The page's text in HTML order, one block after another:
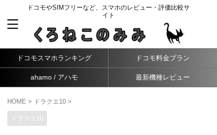
ドコモやSIMフリーなど、スマホのレビュー・評価比較サ
イト
ドコモスマホランキング ドコモ料金プラン
ahamo / アハモ 最新機種レビュー
HOME > ドラクエ10 >
ドラクエ10